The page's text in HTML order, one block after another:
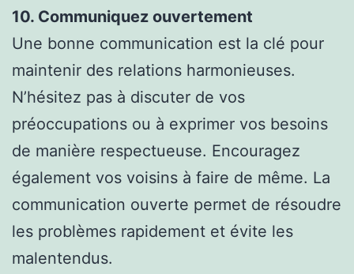
10. Communiquez ouvertement
Une bonne communication est la clé pour
maintenir des relations harmonieuses.
N’hésitez pas à discuter de vos
préoccupations ou à exprimer vos besoins
de manière respectueuse. Encouragez
également vos voisins à faire de même. La
communication ouverte permet de résoudre
les problèmes rapidement et évite les
malentendus.